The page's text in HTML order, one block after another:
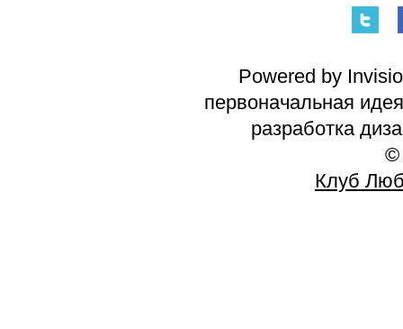
Powered by
первоначальная
разработка
©
Клуб